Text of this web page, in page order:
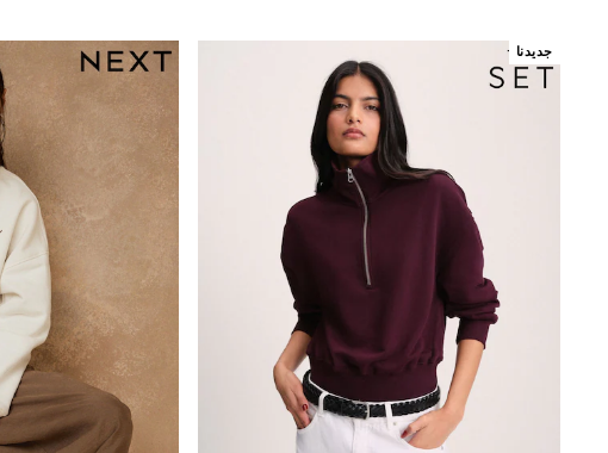
Socks
Multipacks
All Boys Sport & Swimwear
Trainers & Pumps
Shorts
Joggers
adidas
Nike
All Girls Schoolwear
Shoes
Dresses
Trousers
Skirts
Shirts
Polo Shirts
Sweatshirts
جديدنا